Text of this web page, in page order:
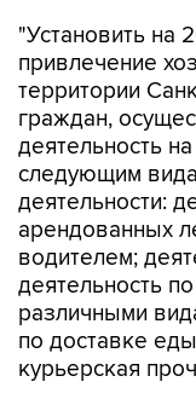
"Установить на
привлечение
территории
граждан,
деятельность
следующим
деятельности:
арендованных
водителем;
деятельность
различными
по доставке
курьерская